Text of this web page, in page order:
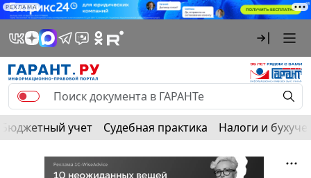
РЕКЛАМА
Бюджетный учет Судебная практика Налоги и